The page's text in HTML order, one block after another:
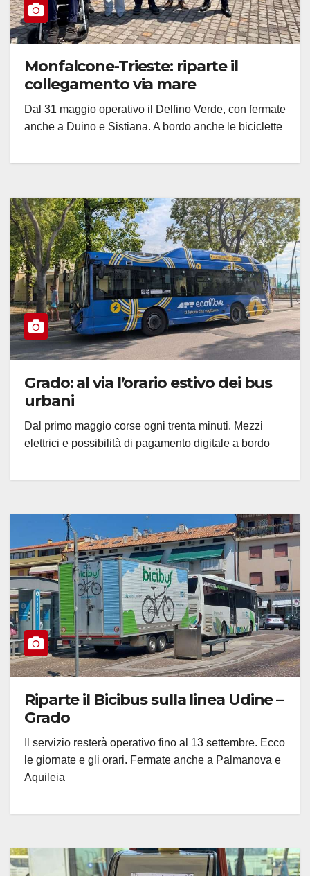
Monfalcone-Trieste: riparte il
collegamento via mare
Dal 31 maggio operativo il Delfino Verde, con fermate
anche a Duino e Sistiana. A bordo anche le biciclette
Grado: al via l’orario estivo dei bus
urbani
Dal primo maggio corse ogni trenta minuti. Mezzi
elettrici e possibilità di pagamento digitale a bordo
Riparte il Bicibus sulla linea Udine –
Grado
Il servizio resterà operativo fino al 13 settembre. Ecco
le giornate e gli orari. Fermate anche a Palmanova e
Aquileia